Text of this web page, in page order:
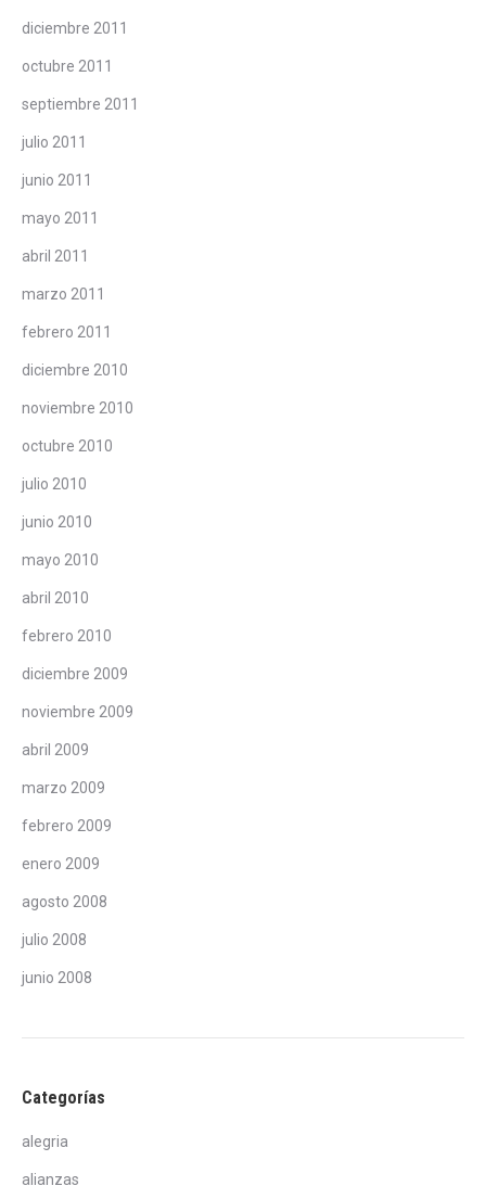
diciembre 2011
octubre 2011
septiembre 2011
julio 2011
junio 2011
mayo 2011
abril 2011
marzo 2011
febrero 2011
diciembre 2010
noviembre 2010
octubre 2010
julio 2010
junio 2010
mayo 2010
abril 2010
febrero 2010
diciembre 2009
noviembre 2009
abril 2009
marzo 2009
febrero 2009
enero 2009
agosto 2008
julio 2008
junio 2008
Categorías
alegria
alianzas